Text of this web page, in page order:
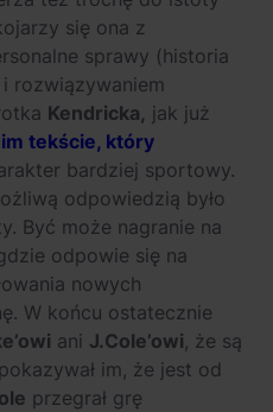
się ona z
sprawy (historia
i rozwiązywaniem
Kendricka, jak już
tekście, który
bardziej sportowy.
odpowiedzią było
Być może nagranie na
odpowie się na
nowych
W końcu ostatecznie
ani J.Cole’owi , że są
im, że jest od
przegrał grę